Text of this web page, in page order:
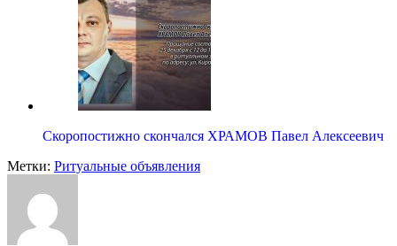
Скоропостижно скончался ХРАМОВ Павел Алексеевич
Метки: Ритуальные объявления